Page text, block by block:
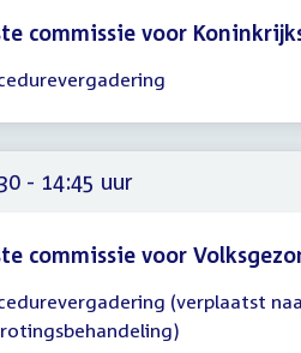
commissie voor
- 14:45 uur
commissie voor
(verplaatst